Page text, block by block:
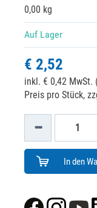
0,00 kg
Auf Lager
€ 2,52
inkl. € 0,42 MwSt.
Preis pro Stück,
In den